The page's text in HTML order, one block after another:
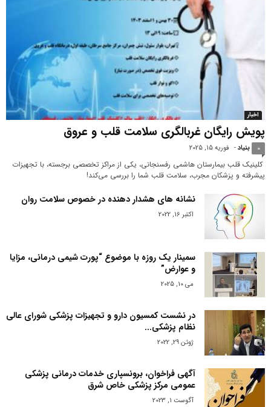
اخبار
پویش رایگان غربالگری سلامت قلب و عروق
بنیاد- فوریه 15, 2025 0
کلینیک قلب بیمارستان هاشمی رفسنجانی، یکی از مراکز تخصصی برجسته، با تجهیزات
پیشرفته و پزشکان مجرب، سلامت قلب شما را بررسی می‌کند!
نشانه های هشدار دهنده در خصوص سلامت روان
اکتبر 16, 2022
سمینار یک روزه با موضوع “پورت شیمى درمانى، مزایا
و عوارض”
می 10, 2025
در نشست کمسیون دارو و تجهیزات پزشکی شورای عالی
نظام پزشکی...
ژوئن 29, 2022
آگهی فراخوان، برونسپاری خدمات درمانی پزشکی
عمومی مرکز پزشکی خاص شرق
آگوست 1, 2023